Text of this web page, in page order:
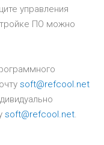
управления
ПО можно
soft@refcool.net
soft@refcool.net.